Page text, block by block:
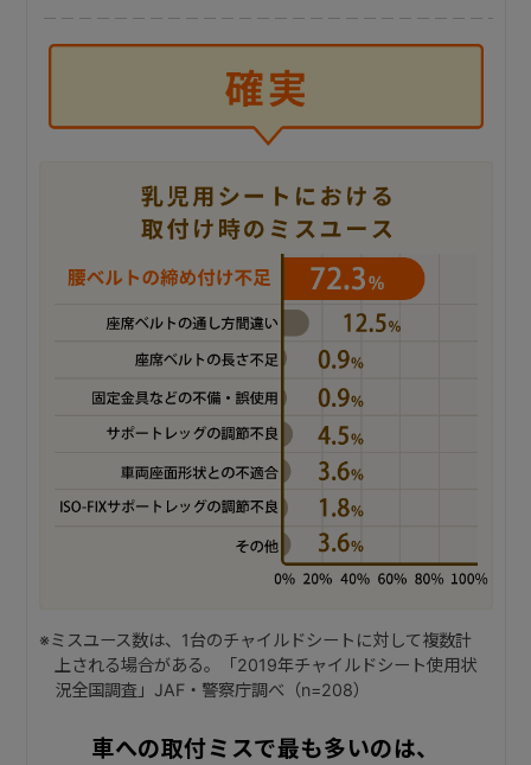
※ミスユース数は、1台のチャイルドシートに対して複数計
上される場合がある。「2019年チャイルドシート使用状
況全国調査」JAF・警察庁調べ（n=208）
車への取付ミスで最も多いのは、